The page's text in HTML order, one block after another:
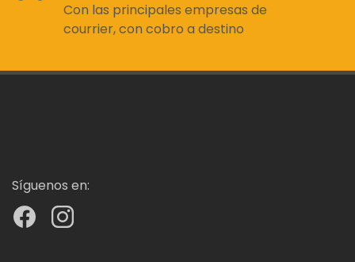
Con las principales empresas de
courrier, con cobro a destino
Síguenos en: